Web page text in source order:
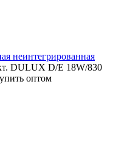
неинтегрированная